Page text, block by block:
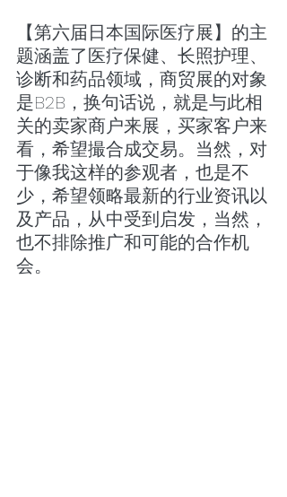
【第六届日本国际医疗展】的主
题涵盖了医疗保健、长照护理、
诊断和药品领域，商贸展的对象
是B2B，换句话说，就是与此相
关的卖家商户来展，买家客户来
看，希望撮合成交易。当然，对
于像我这样的参观者，也是不
少，希望领略最新的行业资讯以
及产品，从中受到启发，当然，
也不排除推广和可能的合作机
会。